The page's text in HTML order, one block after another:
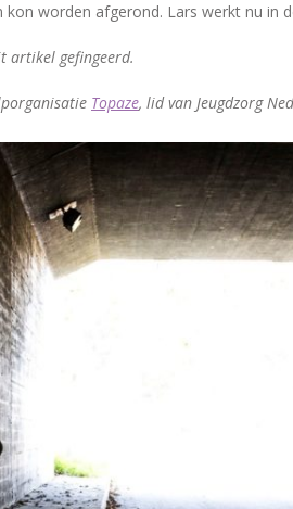
kon worden afgerond. Lars werkt nu in
artikel gefingeerd.
Topaze, lid van Jeugdzorg